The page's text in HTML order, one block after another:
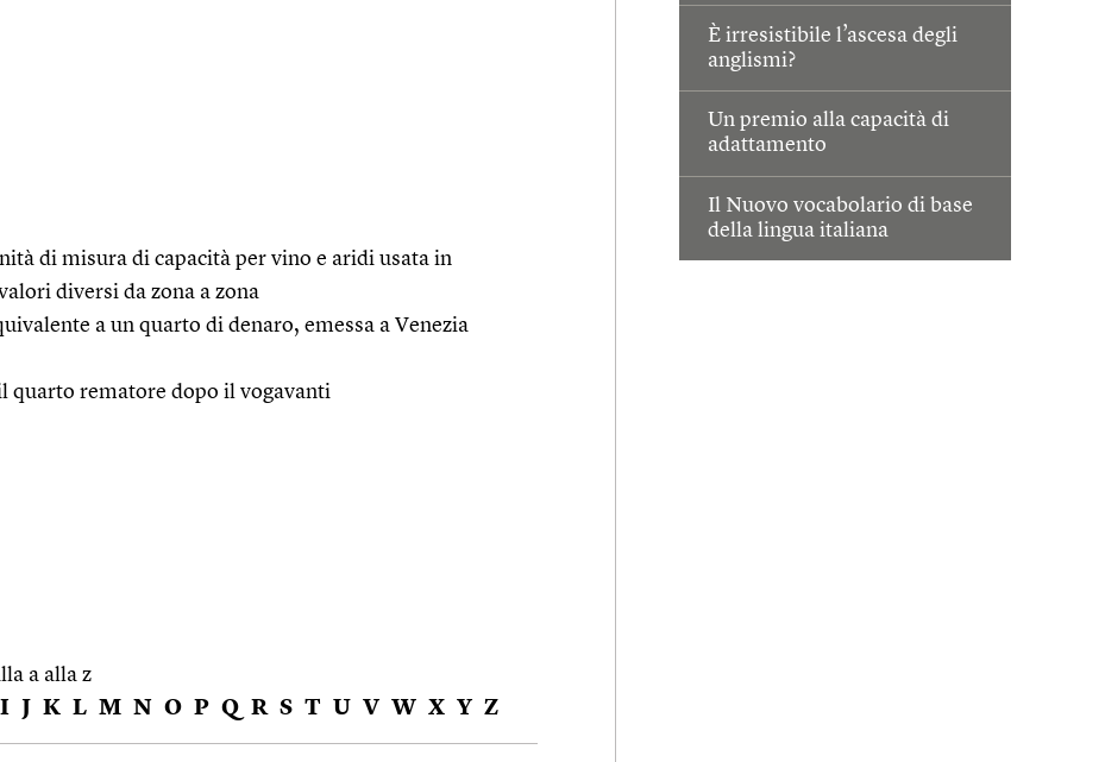
È irresistibile l’ascesa degli
anglismi?
Un premio alla capacità di
adattamento
Il Nuovo vocabolario di base
della lingua italiana
di misura di capacità per vino e aridi usata in
diversi da zona a zona
a un quarto di denaro, emessa a Venezia
quarto rematore dopo il vogavanti
a alla z
I J K L M N O P Q R S T U V W X Y Z